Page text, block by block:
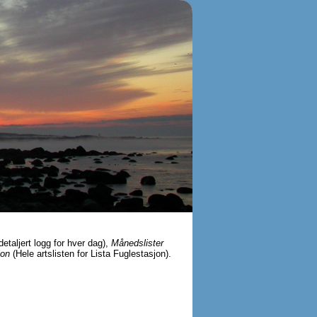
logg for hver dag), Månedslister
(Hele artslisten for Lista Fuglestasjon).